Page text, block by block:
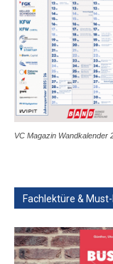
VC Magazin Wandkalender
Fachlektüre &